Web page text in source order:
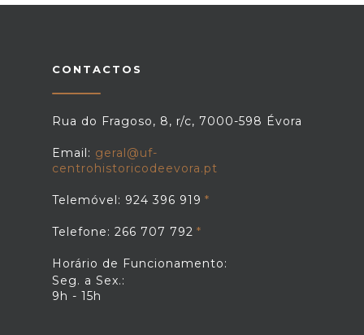
CONTACTOS
Rua do Fragoso, 8, r/c, 7000-598 Évora
Email: geral@uf-
centrohistoricodeevora.pt
Telemóvel: 924 396 919
Telefone: 266 707 792
Horário de Funcionamento:
Seg. a Sex.:
9h - 15h